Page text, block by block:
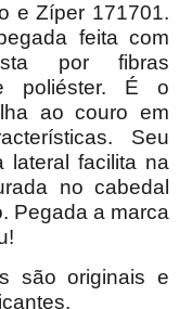
e Zíper 171701.
feita com
por fibras
poliéster. É o
ao couro em
Seu
lateral facilita na
no cabedal
Pegada a marca
são originais e